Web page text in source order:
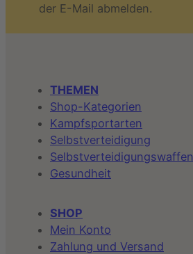
der E-Mail abmelden.
THEMEN
Shop-Kategorien
Kampfsportarten
Selbstverteidigung
Selbstverteidigungswaffen
Gesundheit
SHOP
Mein Konto
Zahlung und Versand